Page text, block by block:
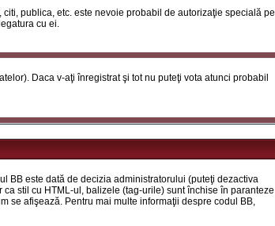
publica, etc. este nevoie probabil de autorizaţie specială pe
cu ei.
Daca v-aţi înregistrat şi tot nu puteţi vota atunci probabil
BB este dată de decizia administratorului (puteţi dezactiva
stil cu HTML-ul, balizele (tag-urile) sunt închise în paranteze
se afişează. Pentru mai multe informaţii despre codul BB,